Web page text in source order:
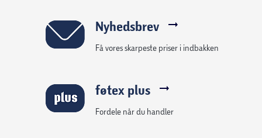
Nyhedsbrev
Få vores skarpeste priser i indbakken
føtex plus
Fordele når du handler